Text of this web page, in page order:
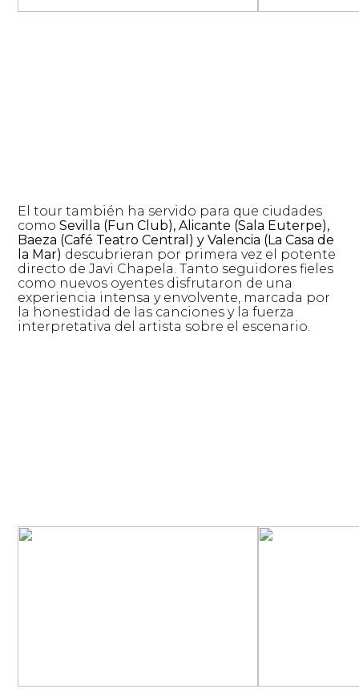
El tour también ha servido para que ciudades
comoSevilla (Fun Club), Alicante (Sala Euterpe),
Baeza (Café Teatro Central) y Valencia (La Casa de
la Mar) descubrieran por primera vez el potente
directo de Javi Chapela. Tanto seguidores fieles
como nuevos oyentes disfrutaron de una
experiencia intensa y envolvente, marcada por
la honestidad de las canciones y la fuerza
interpretativa del artista sobre el escenario.